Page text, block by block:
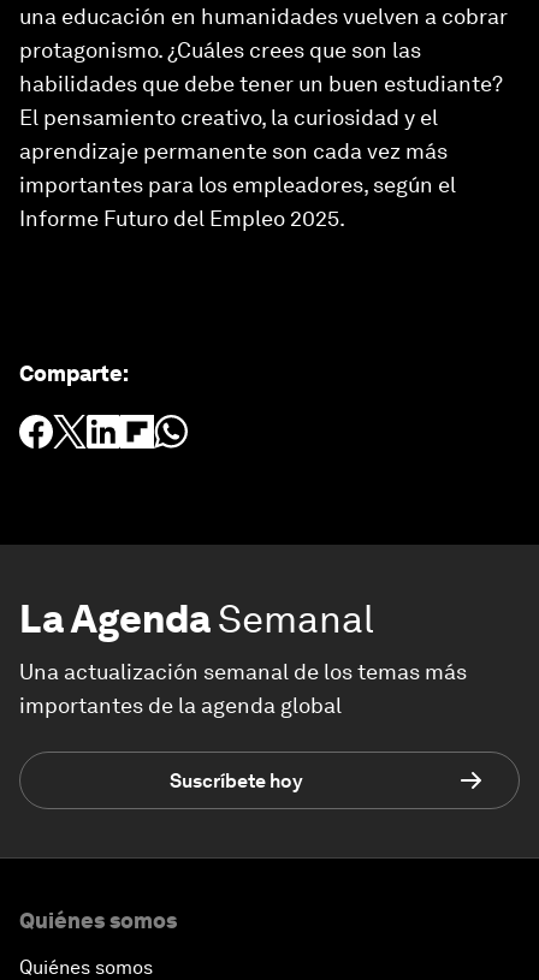
una educación en humanidades vuelven a cobrar
protagonismo. ¿Cuáles crees que son las
habilidades que debe tener un buen estudiante?
El pensamiento creativo, la curiosidad y el
aprendizaje permanente son cada vez más
importantes para los empleadores, según el
Informe Futuro del Empleo 2025.
Comparte:
La AgendaSemanal
Una actualización semanal de los temas más
importantes de la agenda global
Suscríbete hoy
Quiénes somos
Quiénes somos